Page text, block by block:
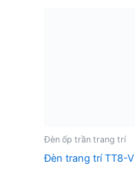
Đèn ốp trần trang trí
Đèn trang trí TT8-V